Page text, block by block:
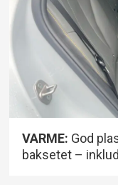
VARME: God
baksetet –